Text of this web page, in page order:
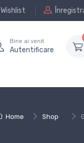
Wishlist
Bine ai venit
Autentificare
Home Shop